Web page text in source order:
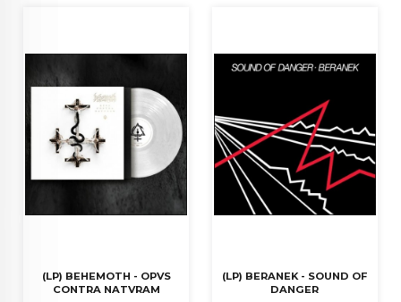
(LP) BEHEMOTH - OPVS
CONTRA NATVRAM
(LP) BERANEK - SOUND OF
DANGER